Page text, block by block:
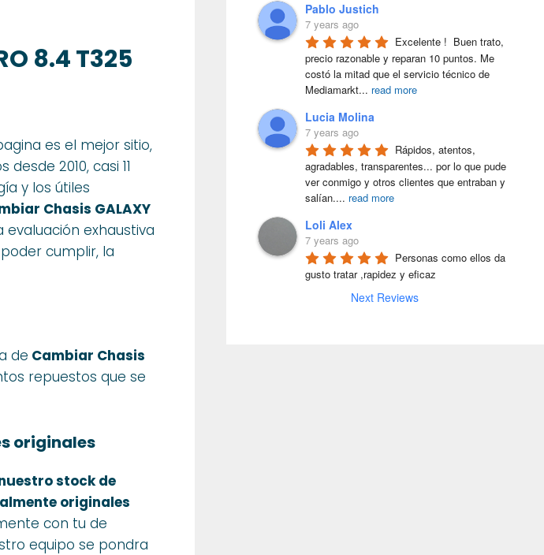
8.4 T325
es el mejor sitio,
2010, casi 11
y los útiles
Chasis GALAXY
exhaustiva
cumplir, la
de Cambiar Chasis
repuestos que se
originales
stock de
originales
con tu de
equipo se pondra
Pablo Justich
7 years ago
Excelente !  Buen trato,
precio razonable y reparan 10 puntos. Me
costó la mitad que el servicio técnico de
Mediamarkt... read more
Lucia Molina
7 years ago
Rápidos, atentos,
agradables, transparentes... por lo que pude
ver conmigo y otros clientes que entraban y
salían.... read more
Loli Alex
7 years ago
Personas como ellos da
gusto tratar ,rapidez y eficaz
Next Reviews